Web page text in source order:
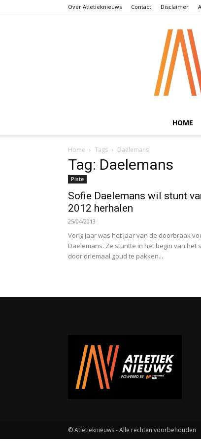
Over Atletieknieuws Contact Disclaimer
HOME
Home Tags Daelemans
Tag: Daelemans
Piste
Sofie Daelemans wil stunt
2012 herhalen
25/04/2013
Vorig jaar was het jaar van de doorbraak
Daelemans. Ze stuntte in het begin van het
door driemaal goud te pakken...
© Atletieknieuws - Alle rechten voorbehouden